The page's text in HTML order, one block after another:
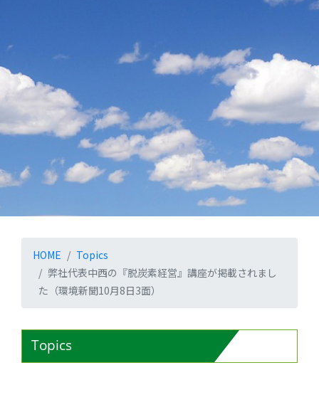
HOME
Topics
弊社代表中西の『脱炭素経営』講座が掲載されまし
た（環境新聞10月8日3面）
Topics